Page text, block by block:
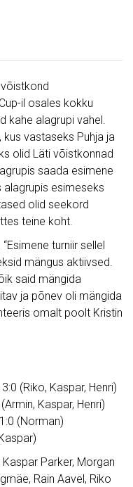
il osales kokku
kahe alagrupi vahel.
vastaseks Puhja ja
olid Läti võistkonnad
saada esimene
alagrupis esimeseks
olid seekord
teine koht.
turniir sellel
mängus aktiivsed.
said mängida
ja põnev oli mängida
omalt poolt Kristin
(Riko, Kaspar, Henri)
Kaspar, Henri)
(Norman)
Parker, Morgan
Rain Aavel, Riko